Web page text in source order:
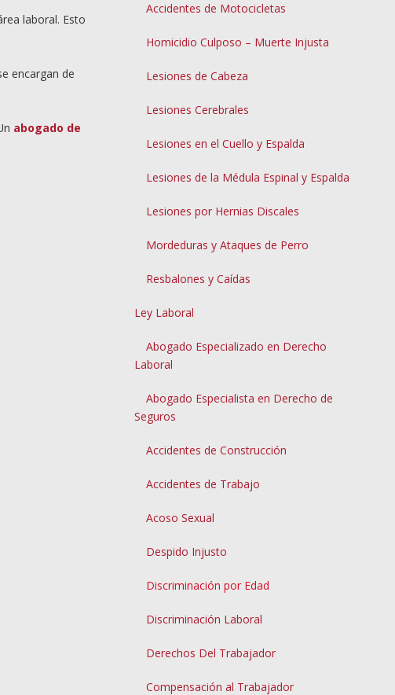
laboral. Esto
encargan de
abogado de
Accidentes de Motocicletas
Homicidio Culposo – Muerte Injusta
Lesiones de Cabeza
Lesiones Cerebrales
Lesiones en el Cuello y Espalda
Lesiones de la Médula Espinal y Espalda
Lesiones por Hernias Discales
Mordeduras y Ataques de Perro
Resbalones y Caídas
Ley Laboral
Abogado Especializado en Derecho
Laboral
Abogado Especialista en Derecho de
Seguros
Accidentes de Construcción
Accidentes de Trabajo
Acoso Sexual
Despido Injusto
Discriminación por Edad
Discriminación Laboral
Derechos Del Trabajador
Compensación al Trabajador